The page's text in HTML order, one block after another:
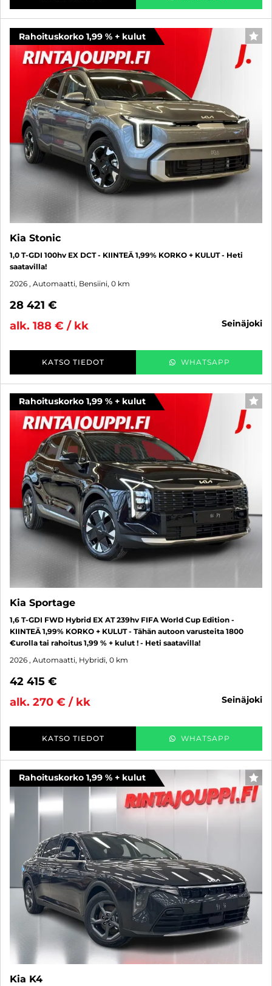
Rahoituskorko 1,99 % + kulut
Kia Stonic
1,0 T-GDI 100hv EX DCT - KIINTEÄ 1,99% KORKO + KULUT - Heti
saatavilla!
2026 , Automaatti, Bensiini, 0 km
28 421 €
alk. 188 € / kk
seinäjoki
KATSO TIEDOT WHATSAPP
Rahoituskorko 1,99 % + kulut
Kia Sportage
1,6 T-GDI FWD Hybrid EX AT 239hv FIFA World Cup Edition -
KIINTEÄ 1,99% KORKO + KULUT - Tähän autoon varusteita 1800
€urolla tai rahoitus 1,99 % + kulut ! - Heti saatavilla!
2026 , Automaatti, Hybridi, 0 km
42 415 €
alk. 270 € / kk
seinäjoki
KATSO TIEDOT WHATSAPP
Rahoituskorko 1,99 % + kulut
Kia K4